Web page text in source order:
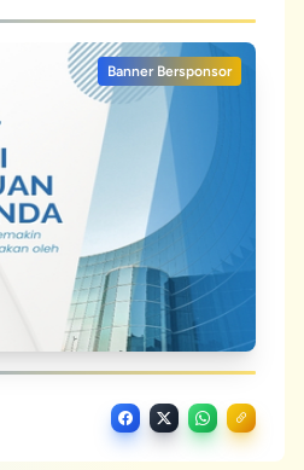
Banner Bersponsor